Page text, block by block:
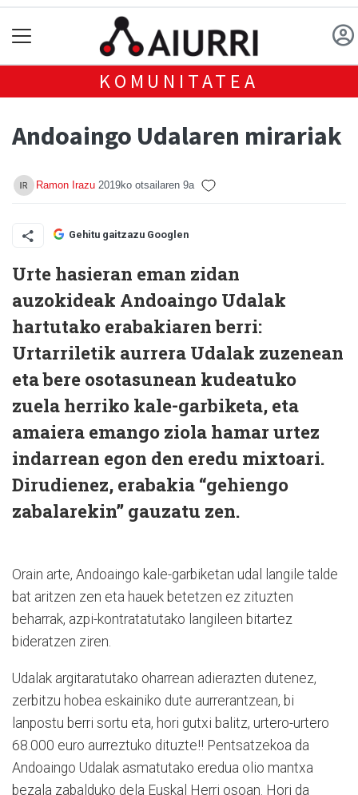
KOMUNITATEA
Andoaingo Udalaren mirariak
Ramon Irazu 2019ko otsailaren 9a
Gehitu gaitzazu Googlen
Urte hasieran eman zidan
auzokideak Andoaingo Udalak
hartutako erabakiaren berri:
Urtarriletik aurrera Udalak zuzenean
eta bere osotasunean kudeatuko
zuela herriko kale-garbiketa, eta
amaiera emango ziola hamar urtez
indarrean egon den eredu mixtoari.
Dirudienez, erabakia “gehiengo
zabalarekin” gauzatu zen.
Orain arte, Andoaingo kale-garbiketan udal langile talde
bat aritzen zen eta hauek betetzen ez zituzten
beharrak, azpi-kontratatutako langileen bitartez
bideratzen ziren.
Udalak argitaratutako oharrean adierazten dutenez,
zerbitzu hobea eskainiko dute aurrerantzean, bi
lanpostu berri sortu eta, hori gutxi balitz, urtero-urtero
68.000 euro aurreztuko dituzte!! Pentsatzekoa da
Andoaingo Udalak asmatutako eredua olio mantxa
bezala zabalduko dela Euskal Herri osoan. Hori da